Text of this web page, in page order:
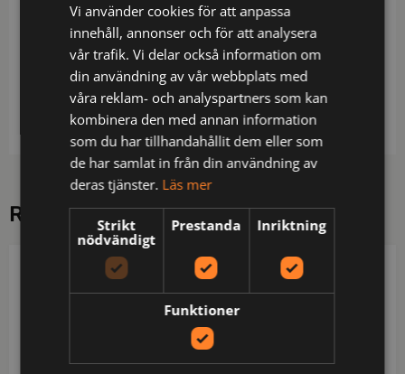
Beskrivning
Keps med förböjd skärm. Reflexdetalj på kanten av
skärmen framtill, även reflexförsett kardborreband
för justering baktill.
RELATERADE PRODUKTER
Vi använder cookies för att anpassa
innehåll, annonser och för att analysera
vår trafik. Vi delar också information om
din användning av vår webbplats med
våra reklam- och analyspartners som kan
kombinera den med annan information
som du har tillhandahållit dem eller som
de har samlat in från din användning av
deras tjänster. Läs mer
Strikt
nödvändigt
Prestanda Inriktning
Funktioner